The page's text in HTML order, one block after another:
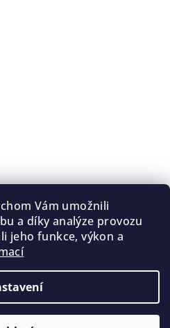
Vám umožnili
a díky analýze provozu
jeho funkce, výkon a